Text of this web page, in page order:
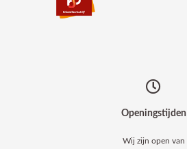
Openingstijden
Wij zijn open van